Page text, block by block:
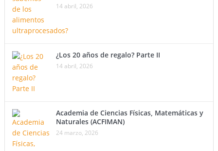
14 abril, 2026
¿Los 20 años de regalo? Parte II
14 abril, 2026
Academia de Ciencias Físicas, Matemáticas y
Naturales (ACFIMAN)
24 marzo, 2026